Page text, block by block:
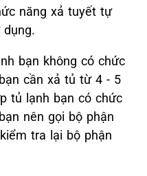
năng xả tuyết tự
bạn không có chức
cần xả tủ từ 4 - 5
tủ lạnh bạn có chức
nên gọi bộ phận
tra lại bộ phận